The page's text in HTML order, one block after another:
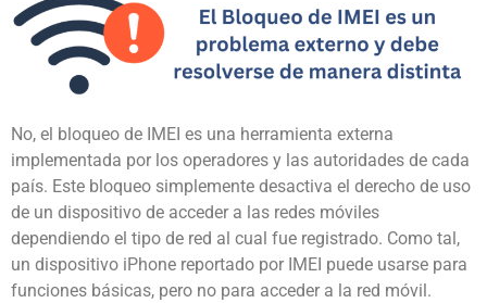
No, el bloqueo de IMEI es una herramienta externa
implementada por los operadores y las autoridades de cada
país. Este bloqueo simplemente desactiva el derecho de uso
de un dispositivo de acceder a las redes móviles
dependiendo el tipo de red al cual fue registrado. Como tal,
un dispositivo iPhone reportado por IMEI puede usarse para
funciones básicas, pero no para acceder a la red móvil.